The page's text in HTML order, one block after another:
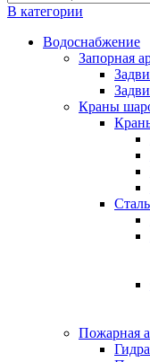
В категории
Водоснабжение
Запорная
Краны
Пожарная